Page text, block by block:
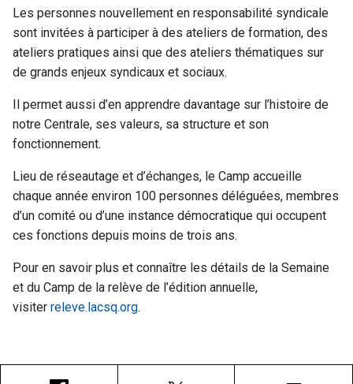
Les personnes nouvellement en responsabilité syndicale
sont invitées à participer à des ateliers de formation, des
ateliers pratiques ainsi que des ateliers thématiques sur
de grands enjeux syndicaux et sociaux.
Il permet aussi d’en apprendre davantage sur l’histoire de
notre Centrale, ses valeurs, sa structure et son
fonctionnement.
Lieu de réseautage et d’échanges, le Camp accueille
chaque année environ 100 personnes déléguées, membres
d’un comité ou d’une instance démocratique qui occupent
ces fonctions depuis moins de trois ans.
Pour en savoir plus et connaître les détails de la Semaine
et du Camp de la relève de l’édition annuelle,
visiter releve.lacsq.org.